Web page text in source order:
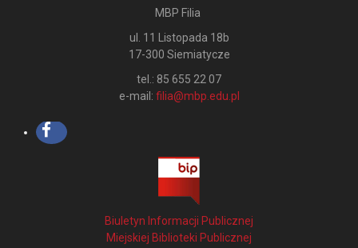
MBP Filia
ul. 11 Listopada 18b
17-300 Siemiatycze
tel.: 85 655 22 07
e-mail: filia@mbp.edu.pl
Biuletyn Informacji Publicznej
Miejskiej Biblioteki Publicznej